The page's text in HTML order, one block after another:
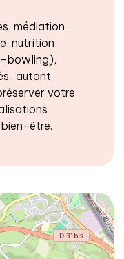
médiation
nutrition,
bowling),
autant
votre
être.